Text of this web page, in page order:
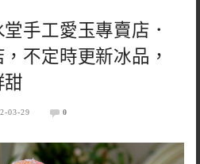
手工愛玉專賣店．
不定時更新冰品，
甜
03-29 0